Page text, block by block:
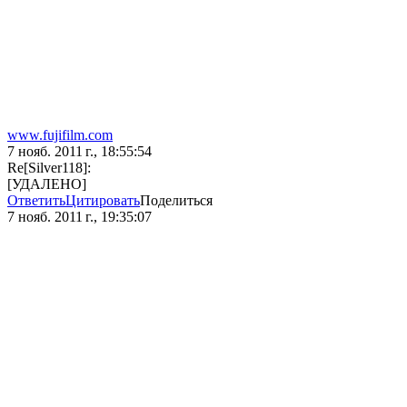
www.fujifilm.com
7 нояб. 2011 г., 18:55:54
Re[Silver118]:
[УДАЛЕНО]
ОтветитьЦитироватьПоделиться
7 нояб. 2011 г., 19:35:07